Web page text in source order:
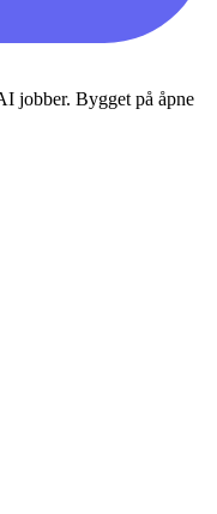
jobber. Bygget på åpne